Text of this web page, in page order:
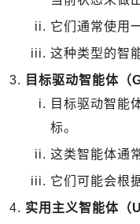
它们通常使用
这种类型的智
目标驱动智能体
目标驱动智能
标。
这类智能体通
它们可能会根
实用主义智能体